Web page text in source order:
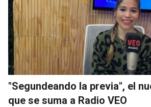
"Segundeando la previa", el
que se suma a Radio VEO